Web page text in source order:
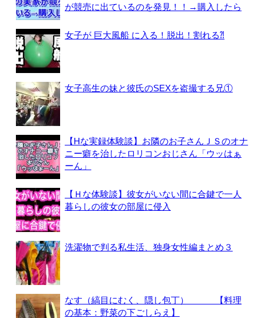
が競売に出ているのを発見！！→購入したら
女子が 巨大風船 に入る！脱出！割れる⁈
女子高生の妹と彼氏のSEXを盗撮する兄①
【Hな実録体験談】お隣のお子さんＪＳのオナ
ニー癖を治したロリコンおじさん「ウッはぁ
ーん」
【Ｈな体験談】彼女がいない間に合鍵で一人
暮らしの彼女の部屋に侵入
洗濯物で判る私生活、独身女性編まとめ３
なす（縞目にむく、隠し包丁） 【料理
の基本：野菜の下ごしらえ】